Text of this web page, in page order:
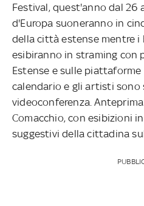
Festival, quest'anno dal 26
d'Europa suoneranno in
della città estense mentre i
esibiranno in straming con
Estense e sulle piattaforme
calendario e gli artisti
videoconferenza.
Comacchio, con esibizioni
suggestivi della cittadina